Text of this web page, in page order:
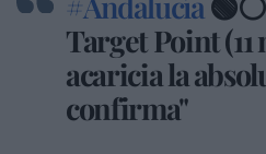
Target Point (11
acaricia la
confirma"